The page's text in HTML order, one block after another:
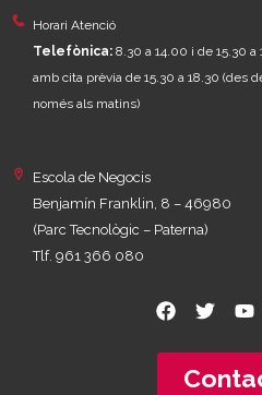
Horari Atenció
Telefònica: 8.30 a 14.00 i de 15.30 a
amb cita prèvia de 15.30 a 18.30 (des
només als matins)
Escola de Negocis
Benjamín Franklin, 8 – 46980
(Parc Tecnològic – Paterna)
Tlf. 961 366 080